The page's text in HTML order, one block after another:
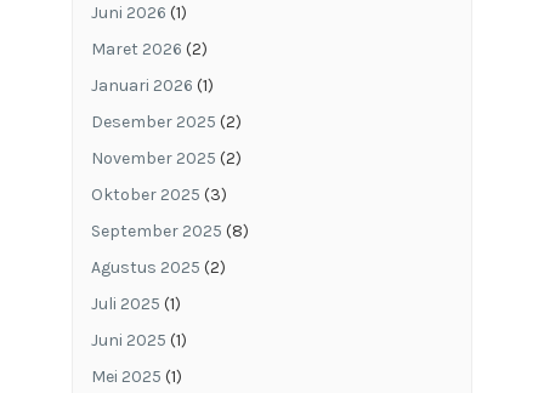
Juni 2026 (1)
Maret 2026 (2)
Januari 2026 (1)
Desember 2025 (2)
November 2025 (2)
Oktober 2025 (3)
September 2025 (8)
Agustus 2025 (2)
Juli 2025 (1)
Juni 2025 (1)
Mei 2025 (1)